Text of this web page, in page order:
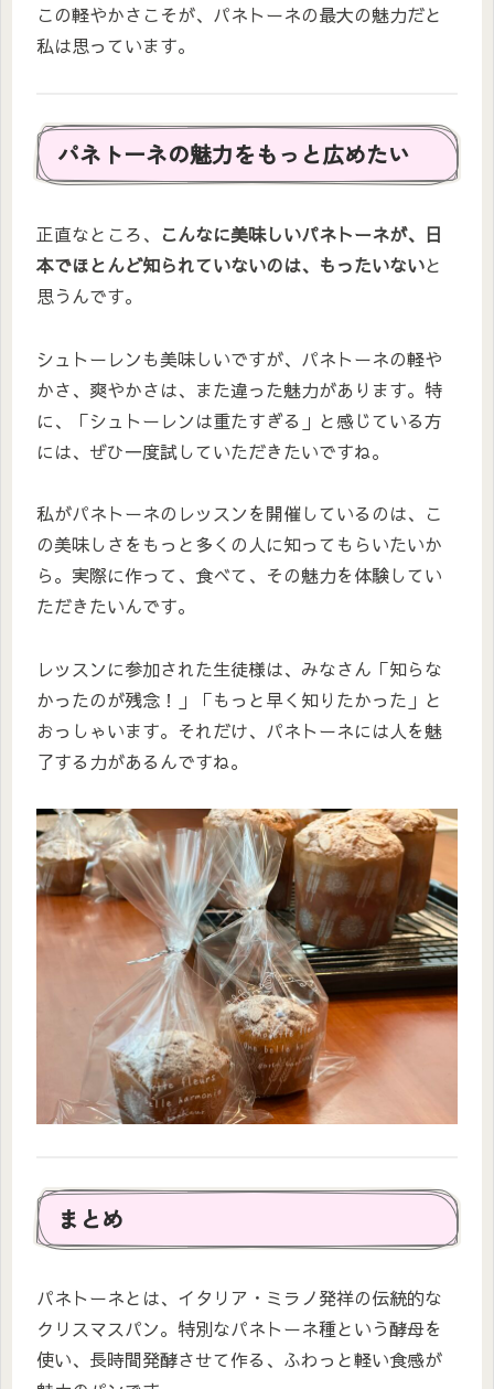
この軽やかさこそが、パネトーネの最大の魅力だと
私は思っています。
パネトーネの魅力をもっと広めたい
正直なところ、 こんなに美味しいパネトーネが、日
本でほとんど知られていないのは、もったいないと
思うんです。
シュトーレンも美味しいですが、パネトーネの軽や
かさ、爽やかさは、また違った魅力があります。特
に、「シュトーレンは重たすぎる」と感じている方
には、ぜひ一度試していただきたいですね。
私がパネトーネのレッスンを開催しているのは、こ
の美味しさをもっと多くの人に知ってもらいたいか
ら。実際に作って、食べて、その魅力を体験してい
ただきたいんです。
レッスンに参加された生徒様は、みなさん「知らな
かったのが残念！」「もっと早く知りたかった」と
おっしゃいます。それだけ、パネトーネには人を魅
了する力があるんですね。
まとめ
パネトーネとは、イタリア・ミラノ発祥の伝統的な
クリスマスパン。特別なパネトーネ種という酵母を
使い、長時間発酵させて作る、ふわっと軽い食感が